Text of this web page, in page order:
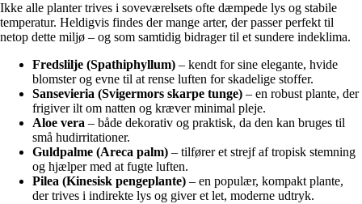
Ikke alle planter trives i soveværelsets ofte dæmpede lys og stabile
temperatur. Heldigvis findes der mange arter, der passer perfekt til
netop dette miljø – og som samtidig bidrager til et sundere indeklima.
Fredslilje (Spathiphyllum) – kendt for sine elegante, hvide
blomster og evne til at rense luften for skadelige stoffer.
Sansevieria (Svigermors skarpe tunge) – en robust plante, der
frigiver ilt om natten og kræver minimal pleje.
Aloe vera – både dekorativ og praktisk, da den kan bruges til
små hudirritationer.
Guldpalme (Areca palm) – tilfører et strejf af tropisk stemning
og hjælper med at fugte luften.
Pilea (Kinesisk pengeplante) – en populær, kompakt plante,
der trives i indirekte lys og giver et let, moderne udtryk.